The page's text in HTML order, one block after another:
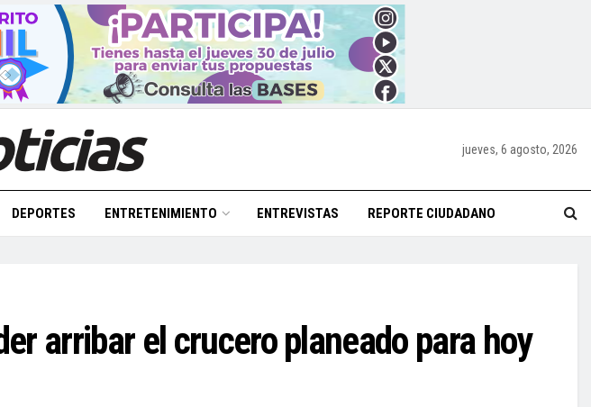
jueves, 6 agosto, 2026
DEPORTES ENTRETENIMIENTO ENTREVISTAS REPORTE CIUDADANO
arribar el crucero planeado para hoy